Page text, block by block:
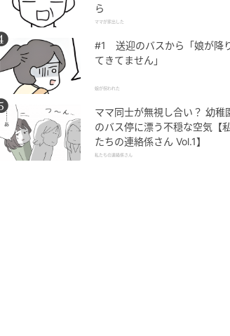
ら
ママが家出した
#1 送迎のバスから「娘が降
てきてません」
娘が拐われた
ママ同士が無視し合い？ 幼稚
のバス停に漂う不穏な空気【
たちの連絡係さん Vol.1】
私たちの連絡係さん